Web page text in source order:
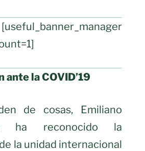
ante la COVID’19
de cosas, Emiliano
ha reconocido la
la unidad internacional